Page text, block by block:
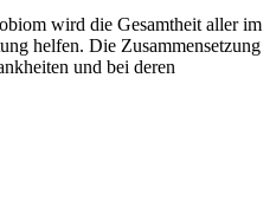
wird die Gesamtheit aller im
helfen. Die Zusammensetzung
und bei deren